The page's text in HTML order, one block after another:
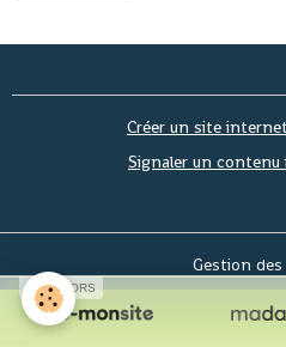
Créer un site
Signaler un contenu
Gestion des
SPONSORS